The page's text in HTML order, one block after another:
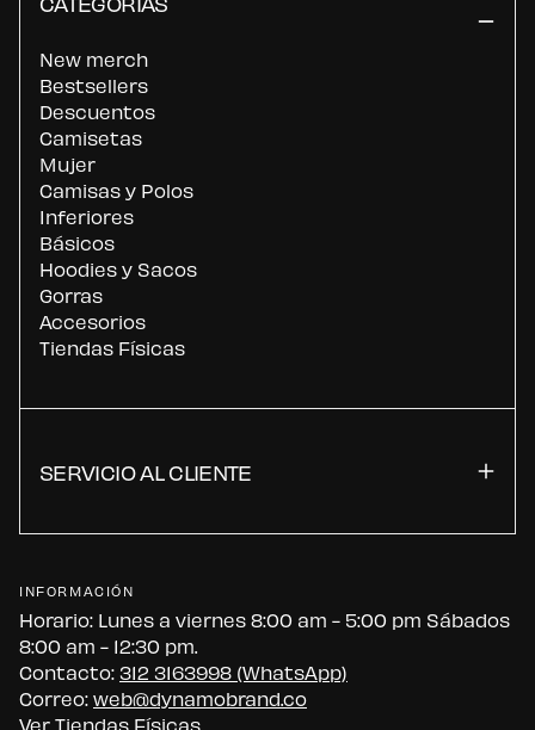
New merch
Bestsellers
Descuentos
Camisetas
Mujer
Camisas y Polos
Inferiores
Básicos
Hoodies y Sacos
Gorras
Accesorios
Tiendas Físicas
SERVICIO AL CLIENTE
INFORMACIÓN
Horario: Lunes a viernes 8:00 am - 5:00 pm Sábados
8:00 am - 12:30 pm.
Contacto:312 3163998 (WhatsApp)
Correo:web@dynamobrand.co
Ver Tiendas Físicas